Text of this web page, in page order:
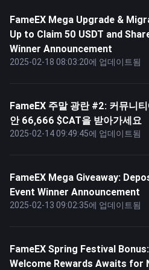
FameEX Mega Upgrade &
Up to Claim 50 USDT and
Winner Announcement
2025-02-18 08:03:20에 업데이트됨
FameEX 주말 광란 #2: 커뮤니
안 66,666 $CAT을 받아가세요
2025-02-14 09:49:45에 업데이트됨
FameEX Mega Giveaway:
Event Winner Announcement
2025-02-13 09:02:35에 업데이트됨
FameEX Spring Festival
Welcome Rewards Awaits for